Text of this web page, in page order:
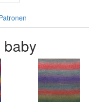
baby